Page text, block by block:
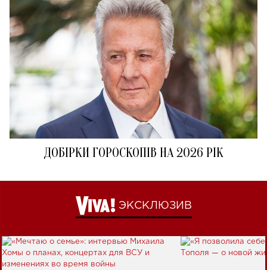
ДОБІРКИ ГОРОСКОПІВ НА 2026 РІК
ЭКСКЛЮЗИВ